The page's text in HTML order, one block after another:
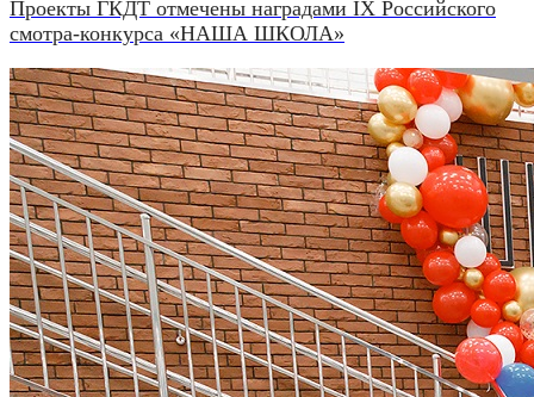
Проекты ГКДТ отмечены наградами IX Российского
смотра-конкурса «НАША ШКОЛА»